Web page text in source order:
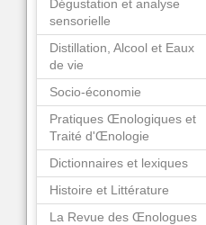
Dégustation et analyse
sensorielle
Distillation, Alcool et Eaux
de vie
Socio-économie
Pratiques Œnologiques et
Traité d'Œnologie
Dictionnaires et lexiques
Histoire et Littérature
La Revue des Œnologues